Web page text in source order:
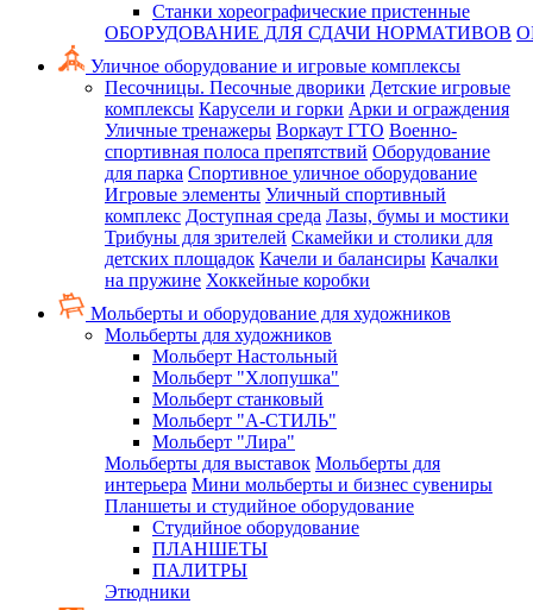
Станки хореографические пристенные
ОБОРУДОВАНИЕ ДЛЯ СДАЧИ НОРМАТИВОВ
Уличное оборудование и игровые комплексы
Песочницы. Песочные дворики Детские игровые
комплексы Карусели и горки Арки и ограждения
Уличные тренажеры Воркаут ГТО Военно-
спортивная полоса препятствий Оборудование
для парка Спортивное уличное оборудование
Игровые элементы Уличный спортивный
комплекс Доступная среда Лазы, бумы и мостики
Трибуны для зрителей Скамейки и столики для
детских площадок Качели и балансиры Качалки
на пружине Хоккейные коробки
Мольберты и оборудование для художников
Мольберты для художников
Мольберт Настольный
Мольберт "Хлопушка"
Мольберт станковый
Мольберт "А-СТИЛЬ"
Мольберт "Лира"
Мольберты для выставок Мольберты для
интерьера Мини мольберты и бизнес сувениры
Планшеты и студийное оборудование
Студийное оборудование
ПЛАНШЕТЫ
ПАЛИТРЫ
Этюдники